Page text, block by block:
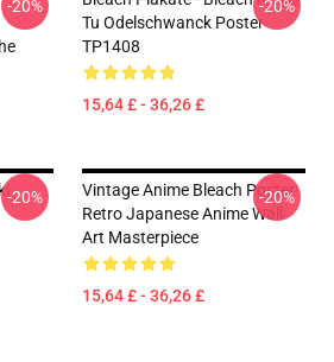
-20%
Tu Odelschwanck Poster
TP1408
15,64 £ - 36,26 £
-20%
-20%
Vintage Anime Bleach Poster
Retro Japanese Anime Wall
Art Masterpiece
15,64 £ - 36,26 £
-20%